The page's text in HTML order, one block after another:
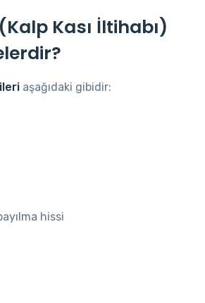
Kası İltihabı)
aşağıdaki gibidir:
hissi